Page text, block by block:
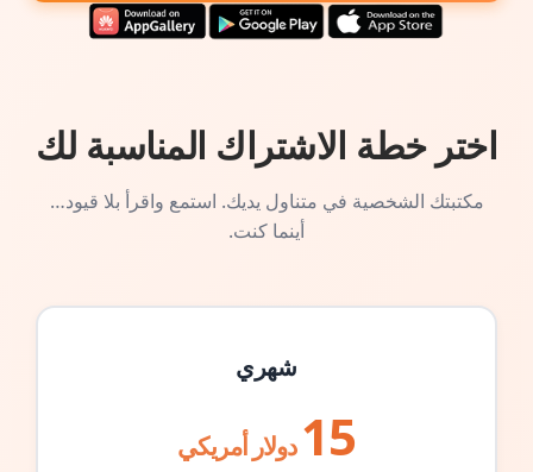
اختر خطة الاشتراك المناسبة لك
مكتبتك الشخصية في متناول يديك. استمع واقرأ بلا قيود…
أينما كنت.
شهري
15 دولار أمريكي